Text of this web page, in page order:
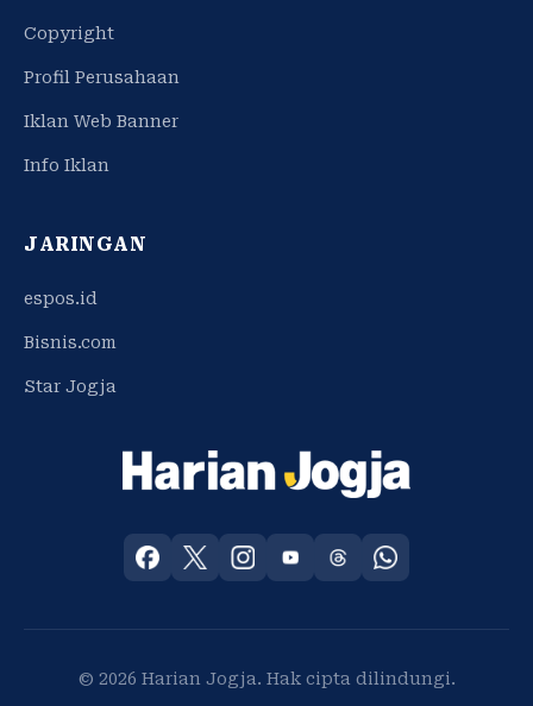
Copyright
Profil Perusahaan
Iklan Web Banner
Info Iklan
JARINGAN
espos.id
Bisnis.com
Star Jogja
© 2026 Harian Jogja. Hak cipta dilindungi.